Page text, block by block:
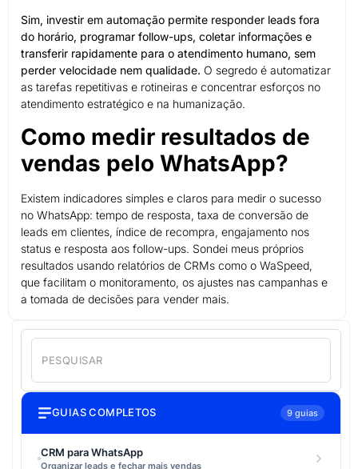
Sim, investir em automação permite responder leads fora
do horário, programar follow-ups, coletar informações e
transferir rapidamente para o atendimento humano, sem
perder velocidade nem qualidade. O segredo é automatizar
as tarefas repetitivas e rotineiras e concentrar esforços no
atendimento estratégico e na humanização.
Como medir resultados de
vendas pelo WhatsApp?
Existem indicadores simples e claros para medir o sucesso
no WhatsApp: tempo de resposta, taxa de conversão de
leads em clientes, índice de recompra, engajamento nos
status e resposta aos follow-ups. Sondei meus próprios
resultados usando relatórios de CRMs como o WaSpeed,
que facilitam o monitoramento, os ajustes nas campanhas e
a tomada de decisões para vender mais.
GUIAS COMPLETOS 9 guias
CRM para WhatsApp
Organizar leads e fechar mais vendas